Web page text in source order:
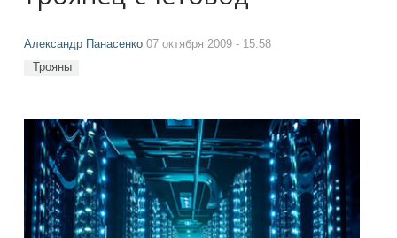
Александр Панасенко 07 октября 2009 - 15:58
Трояны